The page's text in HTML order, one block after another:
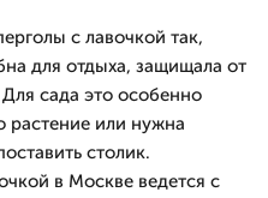
с лавочкой так,
для отдыха, защищала от
сада это особенно
растение или нужна
столик.
в Москве ведется с